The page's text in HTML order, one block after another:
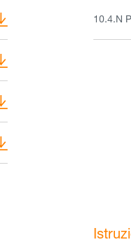
10.4.N